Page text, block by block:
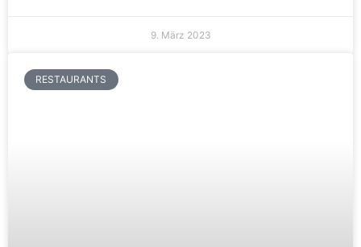
9. März 2023
RESTAURANTS